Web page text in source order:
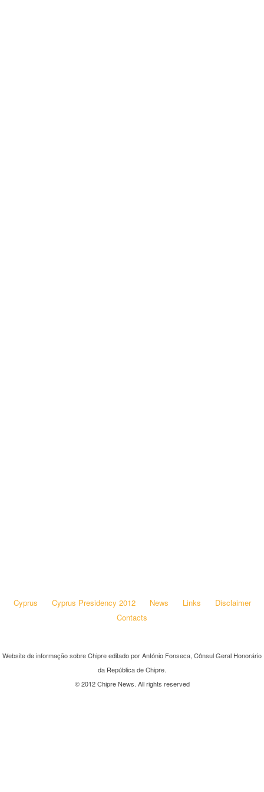
Cyprus Cyprus Presidency 2012 News Links
Disclaimer
Contacts
Website de informação sobre Chipre editado por António Fonseca, Cônsul Geral Honorário
da República de Chipre.
© 2012 Chipre News. All rights reserved